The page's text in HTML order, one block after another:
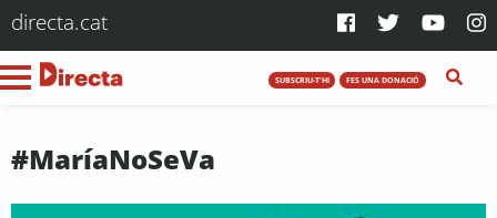
directa.cat
SUBSCRIU-T'HI FES UNA DONACIÓ
#MaríaNoSeVa